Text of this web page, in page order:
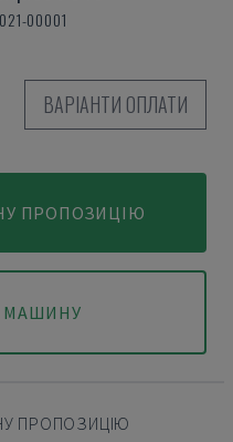
00001
ВАРІАНТИ ОПЛАТИ
ПРОПОЗИЦІЮ
МАШИНУ
ПРОПОЗИЦІЮ